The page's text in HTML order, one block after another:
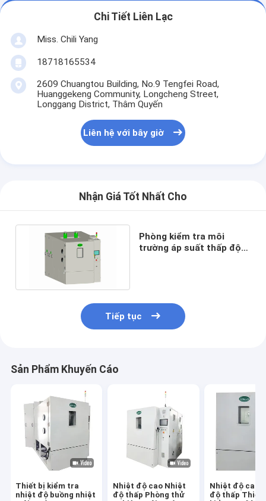
Chi Tiết Liên Lạc
Miss. Chili Yang
18718165534
2609 Chuangtou Building, No.9 Tengfei Road,
Huanggekeng Community, Longcheng Street,
Longgang District, Thâm Quyến
Liên hệ với bây giờ
Nhận Giá Tốt Nhất Cho
Phòng kiểm tra môi
trường áp suất thấp độ
Tiếp tục
Sản Phẩm Khuyến Cáo
Thiết bị kiểm tra
nhiệt độ buồng nhiệt
Nhiệt độ cao Nhiệt
độ thấp Phòng thử
Nhiệt độ cao
độ thấp Thiết